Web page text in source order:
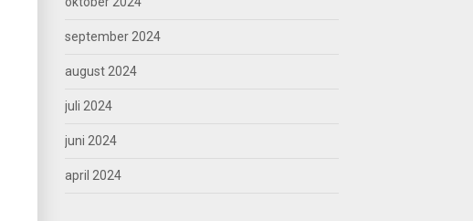
september 2024
august 2024
juli 2024
juni 2024
april 2024